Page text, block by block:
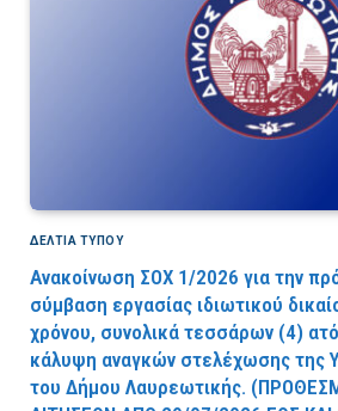
ΔΕΛΤΙΑ ΤΥΠΟΥ
Ανακοίνωση ΣΟΧ 1/2026 για την
σύμβαση εργασίας ιδιωτικού
χρόνου, συνολικά τεσσάρων (4)
κάλυψη αναγκών στελέχωσης της
του Δήμου Λαυρεωτικής.